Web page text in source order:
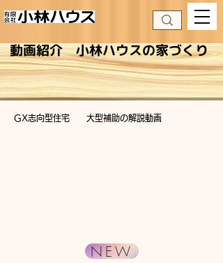
​動画紹介 小林ハウスの家づくり
GX志向型住宅 大型補助の解説動画
NEW